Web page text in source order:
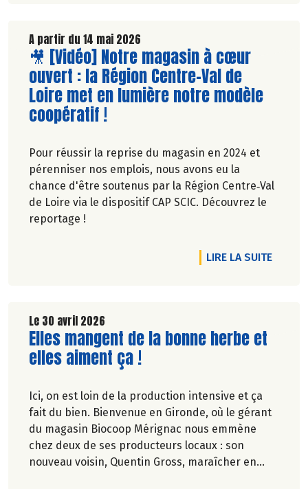
A partir du 14 mai 2026
Lire la suite de l'article
🎥 [Vidéo] Notre magasin à cœur
ouvert : la Région Centre-Val de
Loire met en lumière notre modèle
coopératif !
Pour réussir la reprise du magasin en 2024 et
pérenniser nos emplois, nous avons eu la
chance d'être soutenus par la Région Centre‑Val
de Loire via le dispositif CAP SCIC. Découvrez le
reportage !
LIRE LA SUITEDE
Le 30 avril 2026
Lire la suite de l'article
Elles mangent de la bonne herbe et
elles aiment ça !
Ici, on est loin de la production intensive et ça
fait du bien. Bienvenue en Gironde, où le gérant
du magasin Biocoop Mérignac nous emmène
chez deux de ses producteurs locaux : son
nouveau voisin, Quentin Gross, maraîcher en